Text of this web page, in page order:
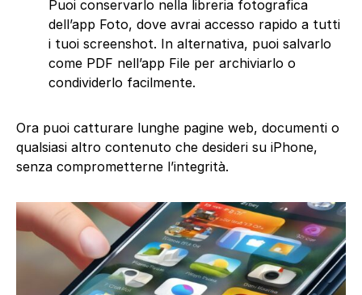
Puoi conservarlo nella libreria fotografica
dell’app Foto, dove avrai accesso rapido a tutti
i tuoi screenshot. In alternativa, puoi salvarlo
come PDF nell’app File per archiviarlo o
condividerlo facilmente.
Ora puoi catturare lunghe pagine web, documenti o
qualsiasi altro contenuto che desideri su iPhone,
senza comprometterne l’integrità.